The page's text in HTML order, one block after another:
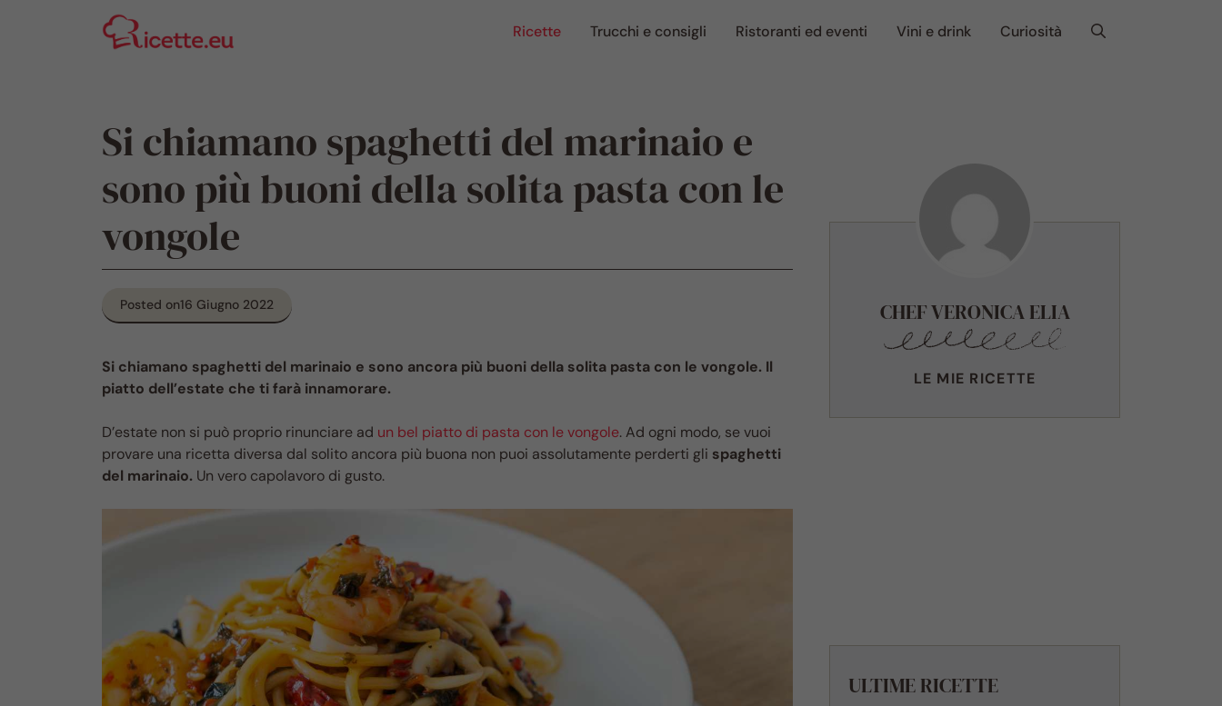
Ricette Trucchi e consigli Ristoranti ed eventi Vini e drink Curiosità
Si chiamano spaghetti del marinaio e
sono più buoni della solita pasta con le
vongole
Posted on16 Giugno 2022
Si chiamano spaghetti del marinaio e sono ancora più buoni della solita pasta con le vongole. Il
piatto dell’estate che ti farà innamorare.
D’estate non si può proprio rinunciare ad un bel piatto di pasta con le vongole. Ad ogni modo, se vuoi
provare una ricetta diversa dal solito ancora più buona non puoi assolutamente perderti gli spaghetti
del marinaio. Un vero capolavoro di gusto.
CHEF VERONICA ELIA
LE MIE RICETTE
ULTIME RICETTE